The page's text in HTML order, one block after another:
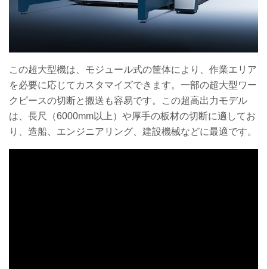
この超大型機は、モジュール式の筐体により、作業エリア
を必要に応じてカスタマイズできます。一部の超大型ワー
クピースの切断と搬送も容易です。この超高出力モデル
は、長尺（6000mm以上）や厚手の板材の切断に適してお
り、造船、エンジニアリング、建設機械などに最適です。